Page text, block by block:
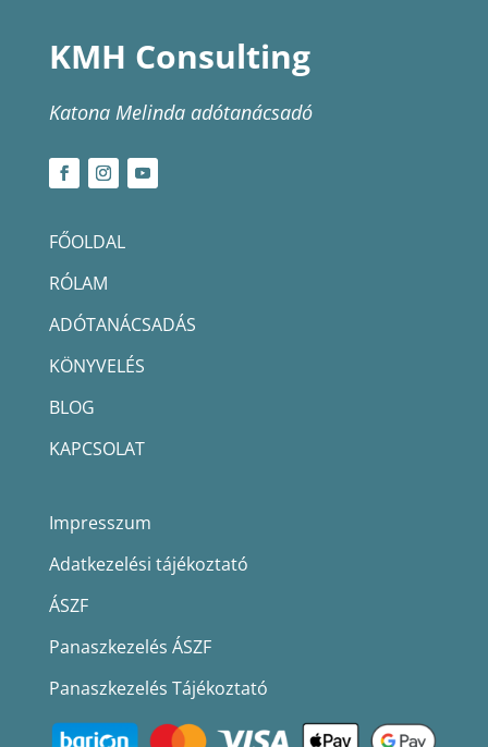
KMH Consulting
Katona Melinda adótanácsadó
FŐOLDAL
RÓLAM
ADÓTANÁCSADÁS
KÖNYVELÉS
BLOG
KAPCSOLAT
Impresszum
Adatkezelési tájékoztató
ÁSZF
Panaszkezelés ÁSZF
Panaszkezelés Tájékoztató